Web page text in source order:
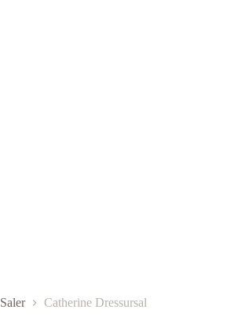
Saler Catherine Dressursal